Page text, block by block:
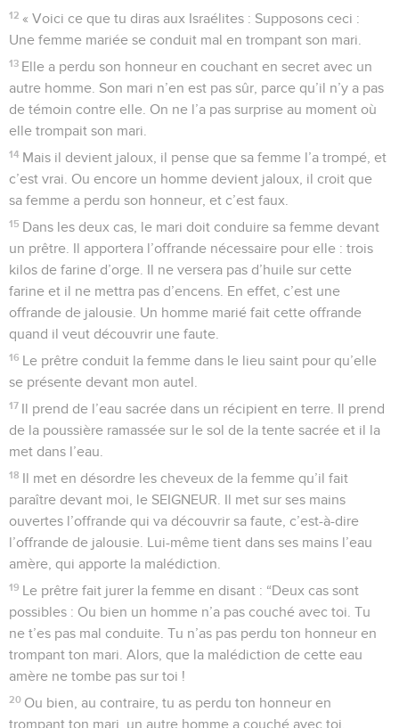
12 « Voici ce que tu diras aux Israélites : Supposons ceci :
Une femme mariée se conduit mal en trompant son mari.
13 Elle a perdu son honneur en couchant en secret avec un
autre homme. Son mari n’en est pas sûr, parce qu’il n’y a pas
de témoin contre elle. On ne l’a pas surprise au moment où
elle trompait son mari.
14 Mais il devient jaloux, il pense que sa femme l’a trompé, et
c’est vrai. Ou encore un homme devient jaloux, il croit que
sa femme a perdu son honneur, et c’est faux.
15 Dans les deux cas, le mari doit conduire sa femme devant
un prêtre. Il apportera l’offrande nécessaire pour elle : trois
kilos de farine d’orge. Il ne versera pas d’huile sur cette
farine et il ne mettra pas d’encens. En effet, c’est une
offrande de jalousie. Un homme marié fait cette offrande
quand il veut découvrir une faute.
16 Le prêtre conduit la femme dans le lieu saint pour qu’elle
se présente devant mon autel.
17 Il prend de l’eau sacrée dans un récipient en terre. Il prend
de la poussière ramassée sur le sol de la tente sacrée et il la
met dans l’eau.
18 Il met en désordre les cheveux de la femme qu’il fait
paraître devant moi, le SEIGNEUR. Il met sur ses mains
ouvertes l’offrande qui va découvrir sa faute, c’est-à-dire
l’offrande de jalousie. Lui-même tient dans ses mains l’eau
amère, qui apporte la malédiction.
19 Le prêtre fait jurer la femme en disant : “Deux cas sont
possibles : Ou bien un homme n’a pas couché avec toi. Tu
ne t’es pas mal conduite. Tu n’as pas perdu ton honneur en
trompant ton mari. Alors, que la malédiction de cette eau
amère ne tombe pas sur toi !
20 Ou bien, au contraire, tu as perdu ton honneur en
trompant ton mari, un autre homme a couché avec toi.